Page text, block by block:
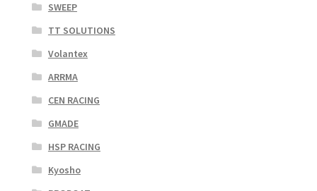
SWEEP
TT SOLUTIONS
Volantex
ARRMA
CEN RACING
GMADE
HSP RACING
Kyosho